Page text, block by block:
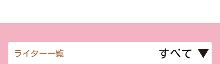
ライター一覧